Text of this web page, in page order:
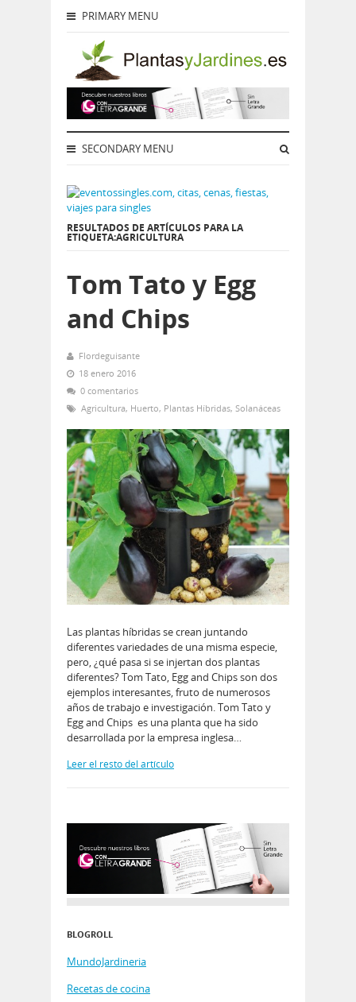
PRIMARY MENU
SECONDARY MENU
RESULTADOS DE ARTÍCULOS PARA LA
ETIQUETA:AGRICULTURA
Tom Tato y Egg
and Chips
Flordeguisante
18 enero 2016
0 comentarios
Agricultura, Huerto, Plantas Híbridas, Solanáceas
Las plantas híbridas se crean juntando
diferentes variedades de una misma especie,
pero, ¿qué pasa si se injertan dos plantas
diferentes? Tom Tato, Egg and Chips son dos
ejemplos interesantes, fruto de numerosos
años de trabajo e investigación. Tom Tato y
Egg and Chips es una planta que ha sido
desarrollada por la empresa inglesa…
Leer el resto del artículo
BLOGROLL
MundoJardineria
Recetas de cocina